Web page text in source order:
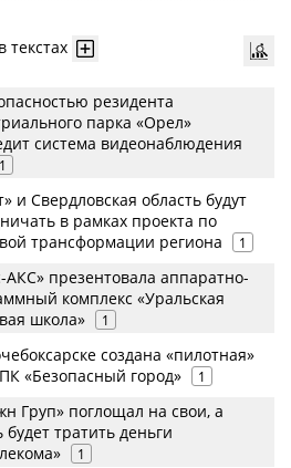
резидента
парка «Орел»
система видеонаблюдения
1
и Свердловская область будут
в рамках проекта по
трансформации региона
1
АКС» презентовала аппаратно-
комплекс «Уральская
школа»
1
создана «пилотная»
«Безопасный город»
1
Груп» поглощал на свои, а
будет тратить деньги
1